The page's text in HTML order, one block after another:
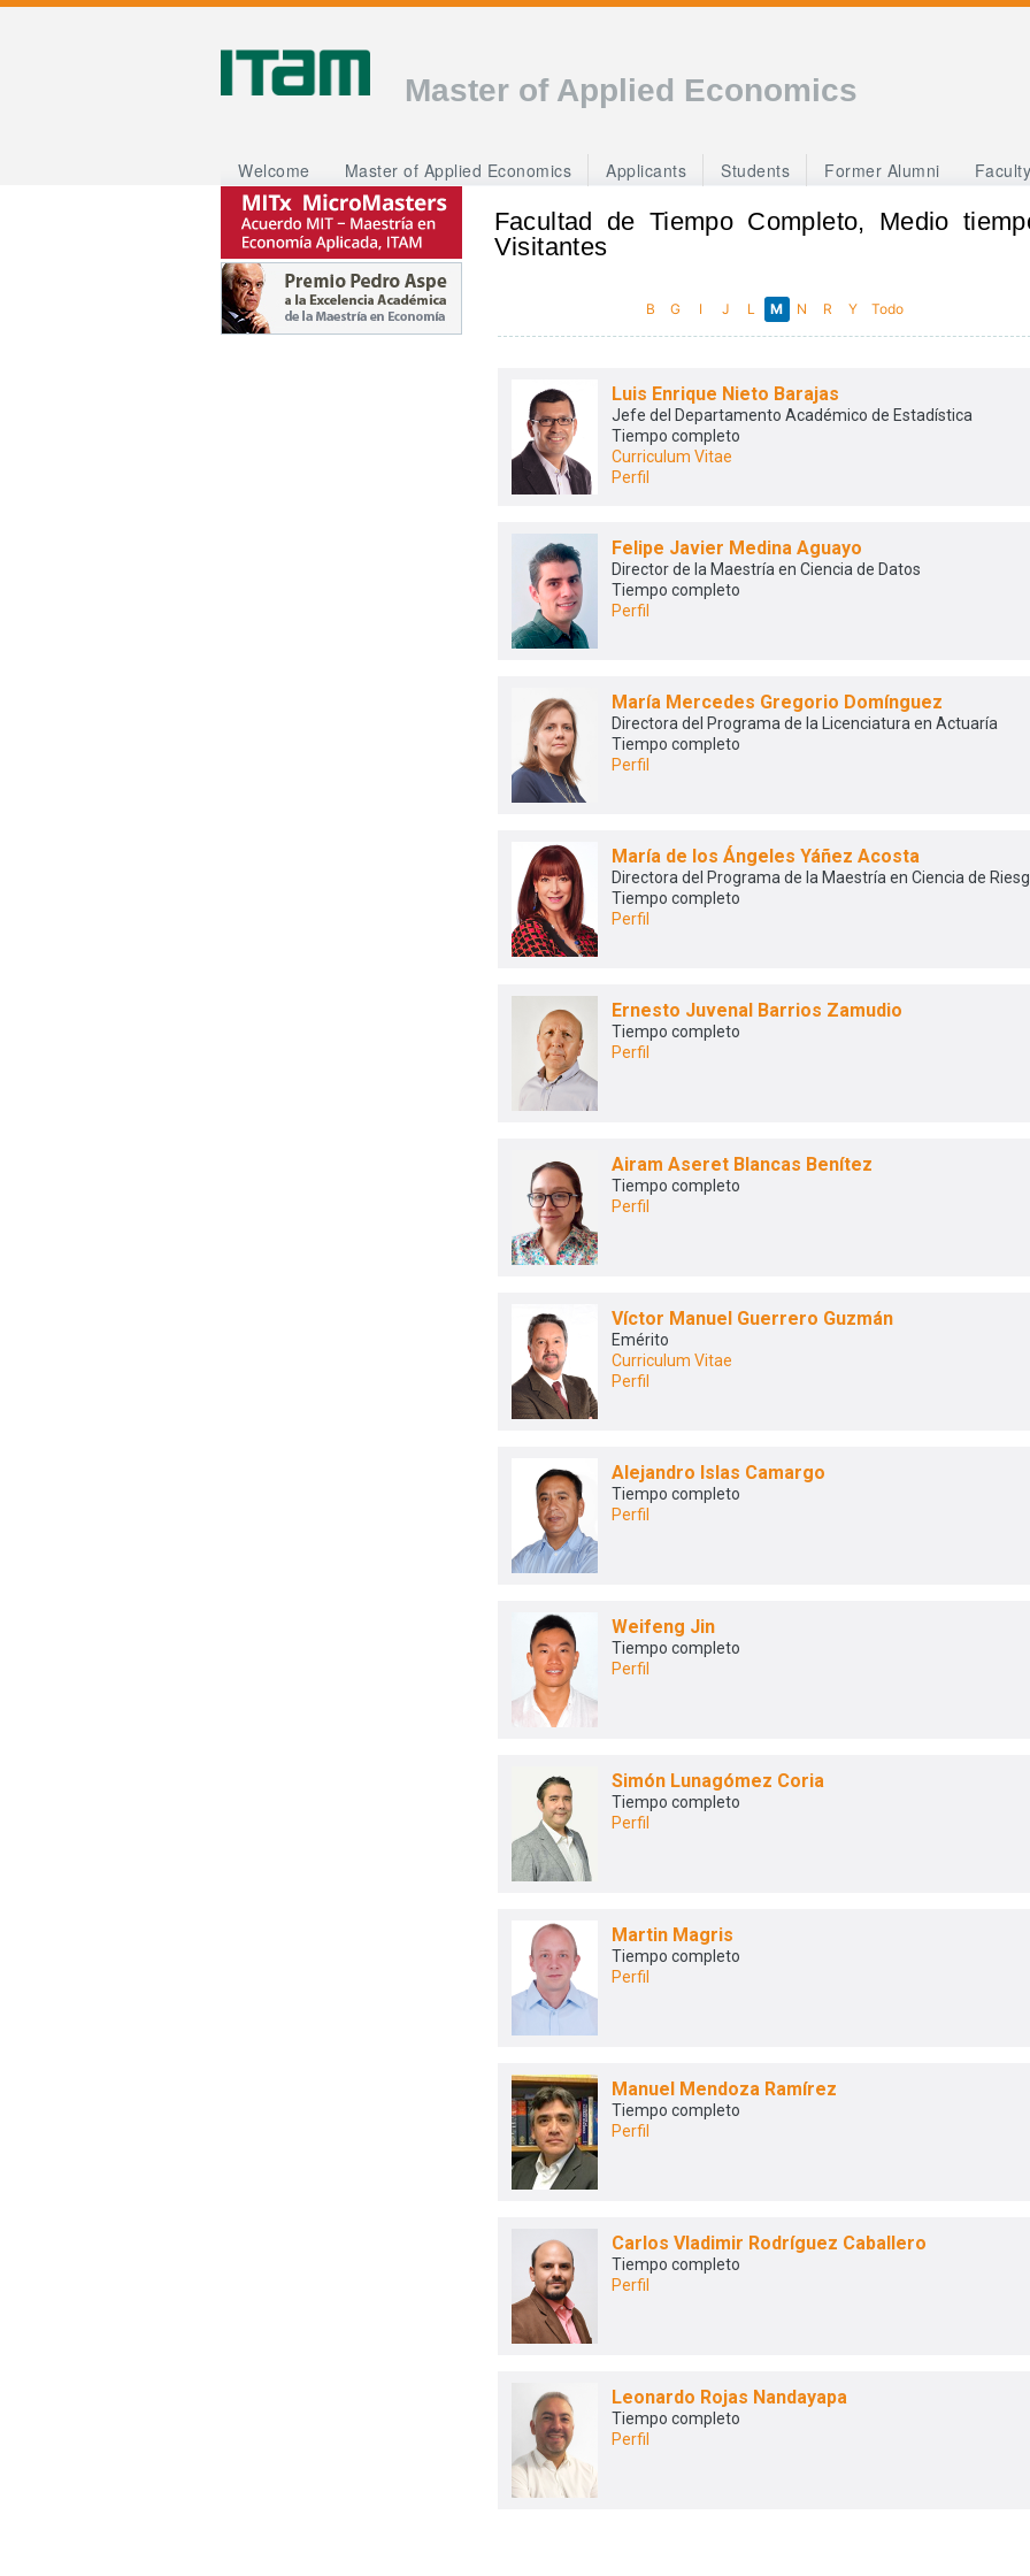
Master of Applied Economics
Welcome Master of Applied Economics Applicants Students Former Alumni Faculty
Facultad de Tiempo Completo, Medio
Visitantes
B G I J L M N R Y Todo
Luis Enrique Nieto Barajas
Jefe del Departamento Académico de Estadística
Tiempo completo
Curriculum Vitae
Perfil
Felipe Javier Medina Aguayo
Director de la Maestría en Ciencia de Datos
Tiempo completo
Perfil
María Mercedes Gregorio Domínguez
Directora del Programa de la Licenciatura en Actuaría
Tiempo completo
Perfil
María de los Ángeles Yáñez Acosta
Directora del Programa de la Maestría en Ciencia de
Tiempo completo
Perfil
Ernesto Juvenal Barrios Zamudio
Tiempo completo
Perfil
Airam Aseret Blancas Benítez
Tiempo completo
Perfil
Víctor Manuel Guerrero Guzmán
Emérito
Curriculum Vitae
Perfil
Alejandro Islas Camargo
Tiempo completo
Perfil
Weifeng Jin
Tiempo completo
Perfil
Simón Lunagómez Coria
Tiempo completo
Perfil
Martin Magris
Tiempo completo
Perfil
Manuel Mendoza Ramírez
Tiempo completo
Perfil
Carlos Vladimir Rodríguez Caballero
Tiempo completo
Perfil
Leonardo Rojas Nandayapa
Tiempo completo
Perfil